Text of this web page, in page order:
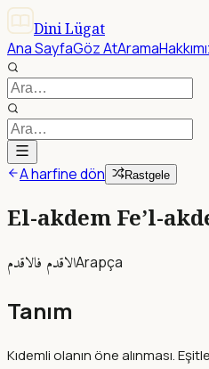
Dini Lügat
Ana SayfaGöz AtArama
A harfine dön Rastgele
El-akdem Fe’l-
الاقدم فالاقدمArapça
Tanım
Kıdemli olanın öne alınması.